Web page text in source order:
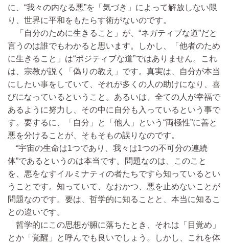
に、“我々の内なる悪”を「気づき」によって解放しない限
り、世界に平和をもたらす術がないのです。
「自分のために生きること」が、“ネガティブな道”だと
言うのは誰でもわかると思います。しかし、「他者のため
に生きること」は“ポジティブな道”ではありません。これ
は、宗教が説く「偽りの教え」です。真実は、自分が本当
にしたい事をしていて、それが多くの人の助けになり、喜
びになっているということ。あるいは、全ての人が幸福で
あるように努力し、その中に自分も入っているという事で
す。要するに、「自分」と「他人」という“両極性”に善と
悪を分けることが、そもそもの誤りなのです。
“宇宙の生命は1つであり、我々は1つの不可分の連続
体”であるというのは本当です。問題なのは、このこと
を、悪をなすイルミナティの者たちですら知っているとい
うことです。知っていて、なおかつ、悪を止めないことが
問題なのです。要は、哲学的に知ることと、本当に知るこ
との違いです。
哲学的にこの思想が腑に落ちたとき、それは「目覚め」
とか「覚醒」と呼んでも良いでしょう。しかし、これを体